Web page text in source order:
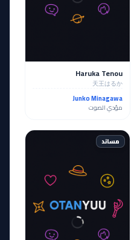
Haruka Tenou
天王はるか
Junko Minagawa
مؤدي الصوت
مساند